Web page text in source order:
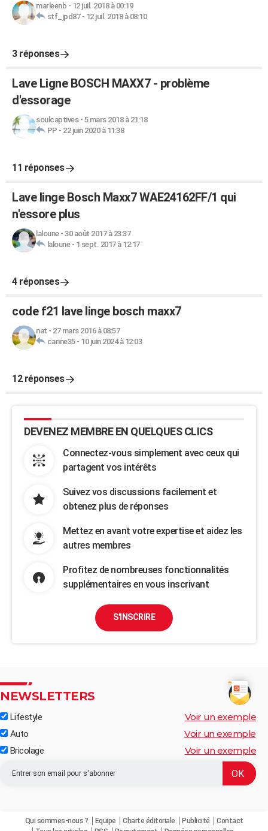
marleenb - 12 juil. 2018 à 00:19
stf_jpd87- 12 juil. 2018 à 08:10
3 réponses
Lave Ligne BOSCH MAXX7 - problème
d'essorage
soulcaptives- 5 mars 2018 à 21:18
PP - 22 juin 2020 à 11:38
11 réponses
Lave linge Bosch Maxx7 WAE24162FF/1 qui
n'essore plus
laloune- 30 août 2017 à 23:37
laloune- 1 sept. 2017 à 12:17
4 réponses
code f21 lave linge bosch maxx7
nat - 27 mars 2016 à 08:57
carine35- 10 juin 2024 à 12:03
12 réponses
DEVENEZ MEMBRE EN QUELQUES CLICS
Connectez-vous simplement avec ceux qui
partagent vos intérêts
Suivez vos discussions facilement et
obtenez plus de réponses
Mettez en avant votre expertise et aidez les
autres membres
Profitez de nombreuses fonctionnalités
supplémentaires en vous inscrivant
S'INSCRIRE
NEWSLETTERS
Lifestyle Voir un exemple
Auto Voir un exemple
Bricolage Voir un exemple
Qui sommes-nous ? Equipe Charte éditoriale Publicité
Contact